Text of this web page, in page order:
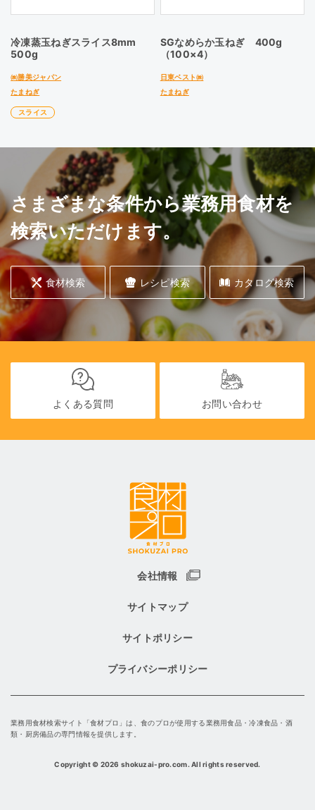
冷凍蒸玉ねぎスライス8mm
500g
㈱勝美ジャパン
たまねぎ
スライス
SGなめらか玉ねぎ 400g
（100×4）
日東ベスト㈱
たまねぎ
さまざまな条件から業務用食材を
検索いただけます。
食材検索 レシピ検索 カタログ検索
よくある質問 お問い合わせ
会社情報
サイトマップ
サイトポリシー
プライバシーポリシー
業務用食材検索サイト「食材プロ」は、食のプロが使用する業務用食品・冷凍食品・酒
類・厨房備品の専門情報を提供します。
Copyright © 2026 shokuzai-pro.com. All rights reserved.